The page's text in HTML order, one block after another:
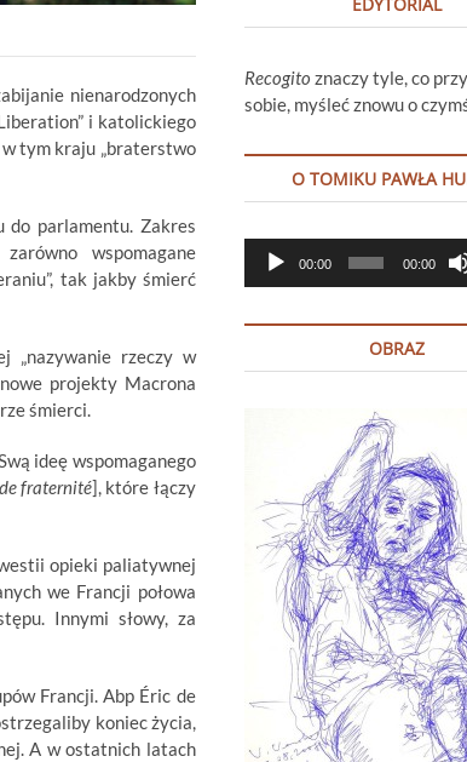
nienarodzonych
i katolickiego
w tym kraju „braterstwo
parlamentu. Zakres
wspomagane
tak jakby śmierć
„nazywanie rzeczy w
projekty Macrona
śmierci.
ideę wspomaganego
fraternité], które łączy
opieki paliatywnej
we Francji połowa
Innymi słowy, za
Francji. Abp Éric de
koniec życia,
A w ostatnich latach
Recogito znaczy tyle, co
sobie, myśleć znowu o
O TOMIKU PAWŁA
Odtwarzacz
plików
00:00 00:00
OBRAZ